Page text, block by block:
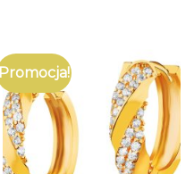
Promocja!